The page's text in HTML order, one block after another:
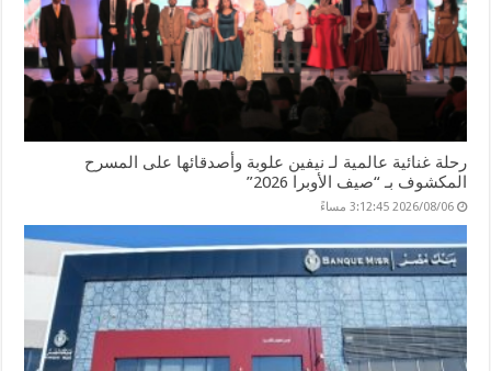
رحلة غنائية عالمية لـ نيفين علوبة وأصدقائها على المسرح
المكشوف بـ “صيف الأوبرا 2026”
2026/08/06 3:12:45 مساءً